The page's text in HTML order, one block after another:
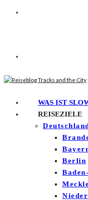
WAS IST
REISEZIELE
Berlin